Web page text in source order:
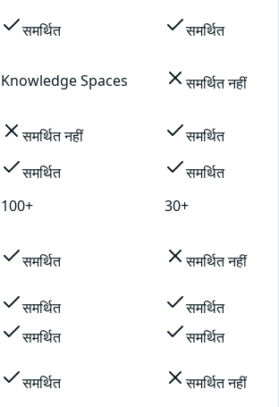
समर्थित
समर्थित
Knowledge Spaces समर्थित नहीं
समर्थित नहीं
समर्थित
समर्थित
समर्थित
100+
30+
समर्थित समर्थित नहीं
समर्थित
समर्थित
समर्थित
समर्थित
समर्थित समर्थित नहीं